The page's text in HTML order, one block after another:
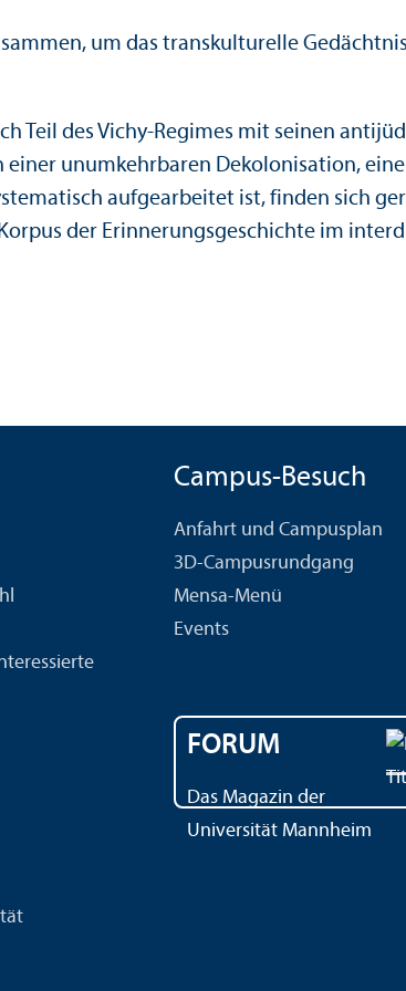
um das trans­kulturelle
Teil des Vichy-Regimes mit seinen
einer unumkehrbaren Dekolonisation,
aufgearbeitet ist, finden sich
der Erinnerungs­geschichte im
Campus-Besuch
Anfahrt und Campusplan
3D-Campusrundgang
Mensa-Menü
Events
FORUM
Das Magazin der
Universität Mannheim